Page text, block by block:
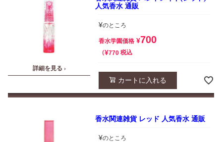
詳細を見る ›
人気香水 通販
¥のところ
香水学園価格 ¥700
¥770 税込
カートに入れる
香水関連雑貨 レッド 人気香水 通販
¥のところ